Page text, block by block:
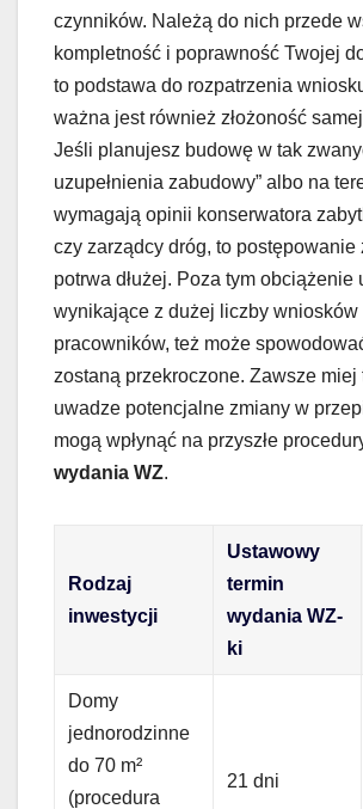
czynników. Należą do nich przede
kompletność i poprawność Twojej
to podstawa do rozpatrzenia
ważna jest również złożoność
Jeśli planujesz budowę w tak
uzupełnienia zabudowy” albo na
wymagają opinii konserwatora
czy zarządcy dróg, to postępowanie
potrwa dłużej. Poza tym obciążenie
wynikające z dużej liczby wniosków
pracowników, też może
zostaną przekroczone. Zawsze miej
uwadze potencjalne zmiany w
mogą wpłynąć na przyszłe
wydania WZ.
Rodzaj
inwestycji
Ustawowy
termin
wydania WZ-
ki
Domy
jednorodzinne
do 70 m²
(procedura
21 dni